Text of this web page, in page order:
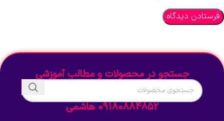
جستجو در محصولات و مطالب آموزشی
09180884852 هاشمی